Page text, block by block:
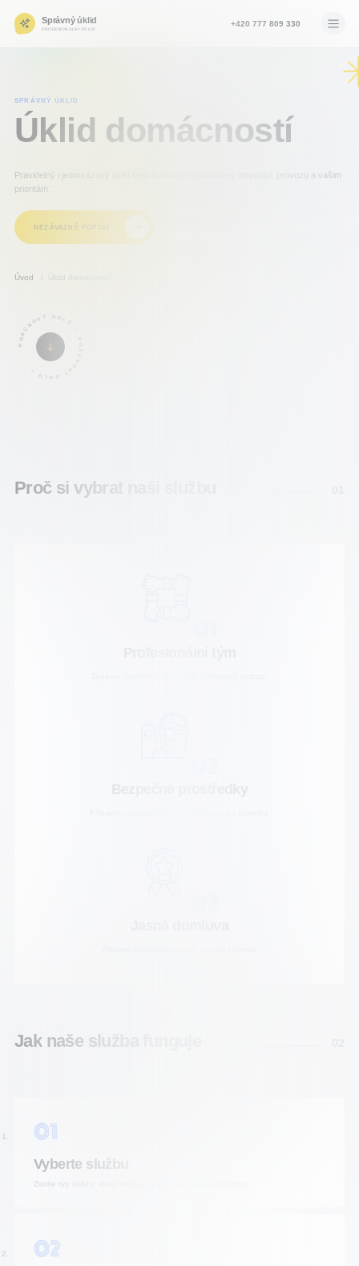
Správný úklid
PROFESIONÁLNÍ ÚKLID
+420 777 809 330
SPRÁVNÝ ÚKLID
Úklid domácností
Pravidelný i jednorázový úklid bytů a domů přizpůsobený dispozici, provozu a vašim
prioritám.
NEZÁVAZNĚ POPTAT
Úvod Úklid domácností
POSUNOUT DOLŮ – POSUNOUT DOLŮ –
Proč si vybrat naši službu
Jak naše služba funguje
01
Vyberte službu
Zvolte typ úklidu, který nejlépe odpovídá vašemu prostoru.
02